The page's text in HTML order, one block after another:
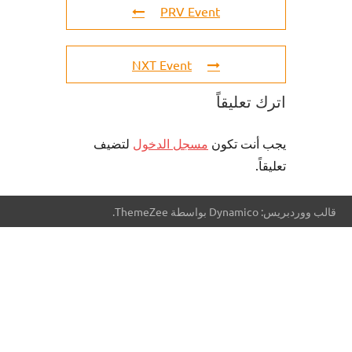
PRV Event
NXT Event
اترك تعليقاً
يجب أنت تكون مسجل الدخول لتضيف
تعليقاً.
قالب ووردبريس: Dynamico بواسطة ThemeZee.